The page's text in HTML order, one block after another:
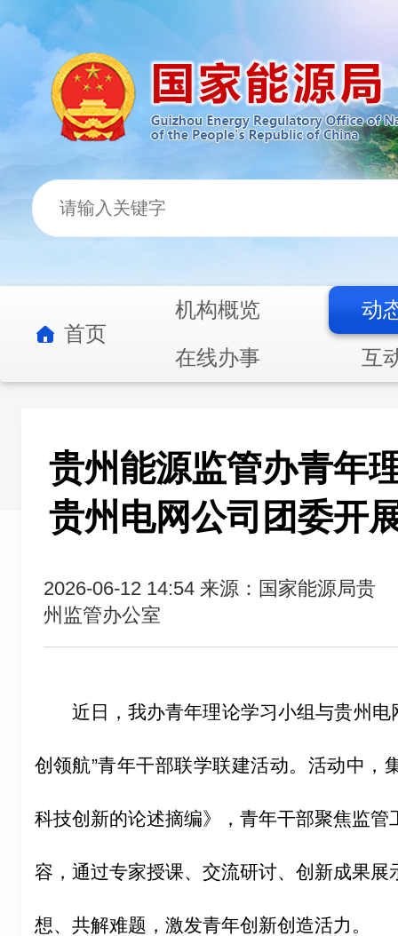
首页
机构概览
动
在线办事
互
贵州能源监管办青年
贵州电网公司团委开
2026-06-12 14:54 来源：国家能源局贵
州监管办公室
近日，我办青年理论学习小组与贵州电
创领航”青年干部联学联建活动。活动中，
科技创新的论述摘编》，青年干部聚焦监管
容 ，通过专家授课、 交流研讨、创新成果展
想、共解难题 ， 激发青年创新创造活力。